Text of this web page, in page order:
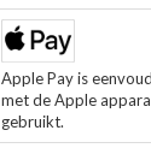
Apple Pay is
met de Apple
gebruikt.